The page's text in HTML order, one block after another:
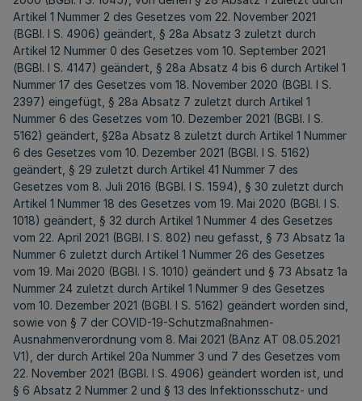
Artikel 1 Nummer 2 des Gesetzes vom 22. November 2021
(BGBl. I S. 4906) geändert, § 28a Absatz 3 zuletzt durch
Artikel 12 Nummer 0 des Gesetzes vom 10. September 2021
(BGBl. I S. 4147) geändert, § 28a Absatz 4 bis 6 durch Artikel 1
Nummer 17 des Gesetzes vom 18. November 2020 (BGBl. I S.
2397) eingefügt, § 28a Absatz 7 zuletzt durch Artikel 1
Nummer 6 des Gesetzes vom 10. Dezember 2021 (BGBl. I S.
5162) geändert, §28a Absatz 8 zuletzt durch Artikel 1 Nummer
6 des Gesetzes vom 10. Dezember 2021 (BGBl. I S. 5162)
geändert, § 29 zuletzt durch Artikel 41 Nummer 7 des
Gesetzes vom 8. Juli 2016 (BGBl. I S. 1594), § 30 zuletzt durch
Artikel 1 Nummer 18 des Gesetzes vom 19. Mai 2020 (BGBl. I S.
1018) geändert, § 32 durch Artikel 1 Nummer 4 des Gesetzes
vom 22. April 2021 (BGBl. I S. 802) neu gefasst, § 73 Absatz 1a
Nummer 6 zuletzt durch Artikel 1 Nummer 26 des Gesetzes
vom 19. Mai 2020 (BGBl. I S. 1010) geändert und § 73 Absatz 1a
Nummer 24 zuletzt durch Artikel 1 Nummer 9 des Gesetzes
vom 10. Dezember 2021 (BGBl. I S. 5162) geändert worden sind,
sowie von § 7 der COVID-19-Schutzmaßnahmen-
Ausnahmenverordnung vom 8. Mai 2021 (BAnz AT 08.05.2021
V1), der durch Artikel 20a Nummer 3 und 7 des Gesetzes vom
22. November 2021 (BGBl. I S. 4906) geändert worden ist, und
§ 6 Absatz 2 Nummer 2 und § 13 des Infektionsschutz- und